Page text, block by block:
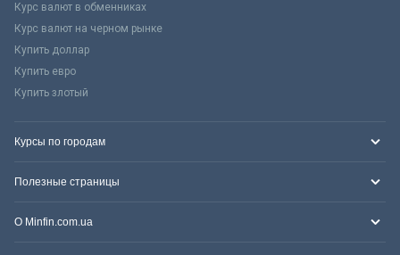
Курс валют в обменниках
Курс валют на черном рынке
Купить доллар
Купить евро
Купить злотый
Курсы по городам
Полезные страницы
О Minfin.com.ua